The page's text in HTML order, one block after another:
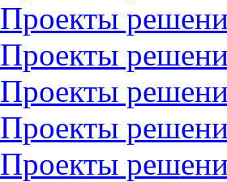
Проекты
Проекты
Проекты
Проекты
Проекты